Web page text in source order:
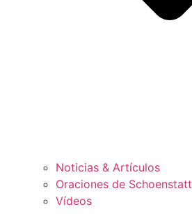
Noticias & Artículos
Oraciones de Schoenstatt
Vídeos